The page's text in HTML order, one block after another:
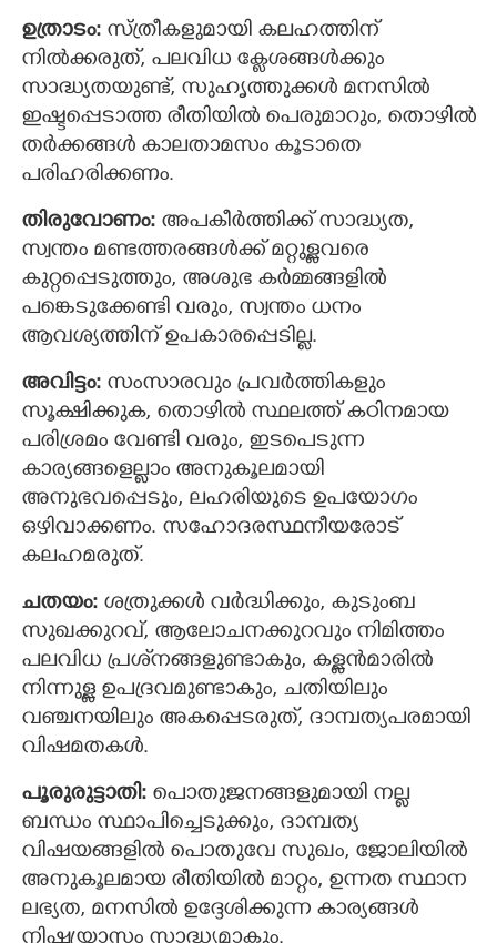
ഉത്രാടം: സ്ത്രീകളുമായി കലഹത്തിന്
നിൽക്കരുത്, പലവിധ ക്ളേശങ്ങൾക്കും
സാദ്ധ്യതയുണ്ട്, സുഹൃത്തുക്കൾ മനസില്‍
ഇഷ്ടപ്പെടാത്ത രീതിയില്‍ പെരുമാറും, തൊഴില്‍
തർക്കങ്ങൾ കാലതാമസം കൂടാതെ
പരിഹരിക്കണം.
തിരുവോണം: അപകീര്‍ത്തിക്ക് സാദ്ധ്യത,
സ്വന്തം മണ്ടത്തരങ്ങള്‍ക്ക് മറ്റുള്ളവരെ
കുറ്റപ്പെടുത്തും, അശുഭ കർമ്മങ്ങളിൽ
പങ്കെടുക്കേണ്ടി വരും, സ്വന്തം ധനം
ആവശ്യത്തിന് ഉപകാരപ്പെടില്ല.
അവിട്ടം: സംസാരവും പ്രവര്‍ത്തികളും
സൂക്ഷിക്കുക, തൊഴിൽ സ്ഥലത്ത് കഠിനമായ
പരിശ്രമം വേണ്ടി വരും, ഇടപെടുന്ന
കാര്യങ്ങളെല്ലാം അനുകൂലമായി
അനുഭവപ്പെടും, ലഹരിയുടെ ഉപയോഗം
ഒഴിവാക്കണം. സഹോദരസ്ഥനീയരോട്
കലഹമരുത്.
ചതയം: ശത്രുക്കൾ വര്‍ദ്ധിക്കും, കുടുംബ
സുഖക്കുറവ്, ആലോചനക്കുറവും നിമിത്തം
പലവിധ പ്രശ്‌നങ്ങളുണ്ടാകും, കള്ളൻമാരിൽ
നിന്നുള്ള ഉപദ്രവമുണ്ടാകും, ചതിയിലും
വഞ്ചനയിലും അകപ്പെടരുത്, ദാമ്പത്യപരമായി
വിഷമതകള്‍.
പൂരുരുട്ടാതി: പൊതുജനങ്ങളുമായി നല്ല
ബന്ധം സ്ഥാപിച്ചെടുക്കും, ദാമ്പത്യ
വിഷയങ്ങളില്‍ പൊതുവേ സുഖം, ജോലിയില്‍
അനുകൂലമായ രീതിയില്‍ മാറ്റം, ഉന്നത സ്ഥാന
ലഭ്യത, മനസില്‍ ഉദ്ദേശിക്കുന്ന കാര്യങ്ങള്‍
×
Share this link